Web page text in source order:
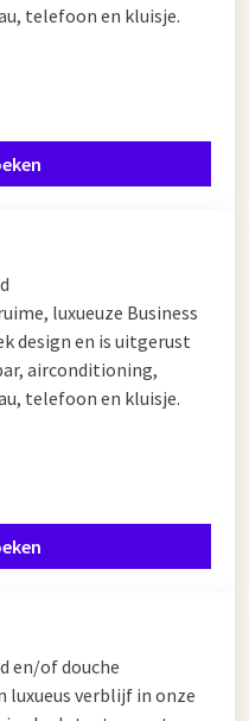
telefoon en kluisje.
luxueuze Business
design en is uitgerust
airconditioning,
telefoon en kluisje.
en/of douche
luxueus verblijf in onze